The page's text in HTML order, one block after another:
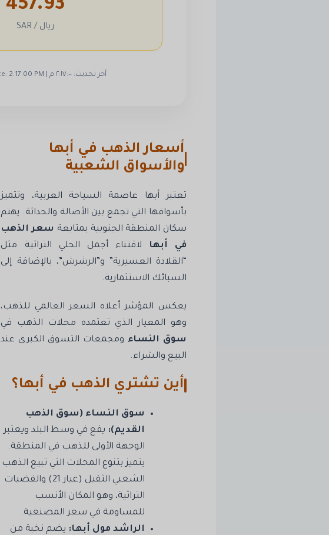
457.93
ريال / SAR
آخر تحديث: ٢:١٧:٠٠ م | Last Update: 2:17:00 PM
أسعار الذهب في أبها
والأسواق الشعبية
تعتبر أبها عاصمة السياحة العربية، وتتميز
بأسواقها التي تجمع بين الأصالة والحداثة. يهتم
سكان المنطقة الجنوبية بمتابعة سعر الذهب
في أبها
لاقتناء أجمل الحلي التراثية مثل
“القلادة العسيرية” و”الرشرش”، بالإضافة إلى
السبائك الاستثمارية.
يعكس المؤشر أعلاه السعر العالمي للذهب،
وهو المعيار الذي تعتمده محلات الذهب في
سوق النساء ومجمعات التسوق الكبرى عند
البيع والشراء.
أين تشتري الذهب في أبها؟
سوق النساء (سوق الذهب
القديم): يقع في وسط البلد ويعتبر
الوجهة الأولى للذهب في المنطقة.
يتميز بتنوع المحلات التي تبيع الذهب
الشعبي الثقيل (عيار 21) والفضيات
التراثية، وهو المكان الأنسب
للمساومة في سعر المصنعية.
الراشد مول أبها: يضم نخبة من